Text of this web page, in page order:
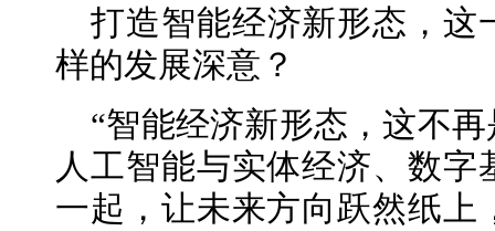
打造智能经济新形态，这
样的发展深意？
“智能经济新形态，这不
人工智能与实体经济、数
一起，让未来方向跃然纸